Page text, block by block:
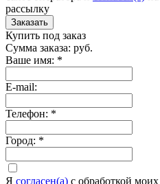
рассылку
Заказать
Купить под заказ
Сумма заказа: руб.
Ваше имя: *
E-mail:
Телефон: *
Город: *
Я согласен(а) c обработкой моих